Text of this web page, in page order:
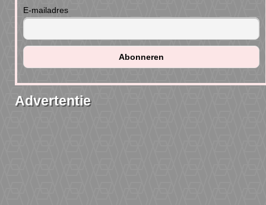
E-mailadres
Advertentie